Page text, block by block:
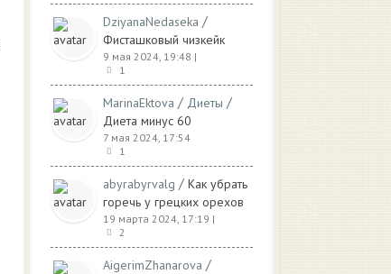
DziyanaNedaseka /
Фисташковый чизкейк
9 мая 2024, 19:48 |
1
MarinaEktova / Диеты /
Диета минус 60
7 мая 2024, 17:54
1
abyrabyrvalg / Как убрать
горечь у грецких орехов
19 марта 2024, 17:19 |
2
AigerimZhanarova /